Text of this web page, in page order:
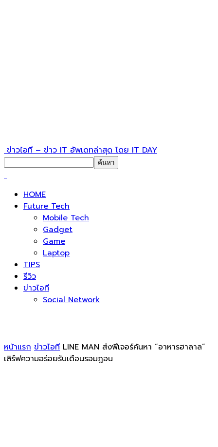
ข่าวไอที – ข่าว IT อัพเดทล่าสุด โดย IT DAY
HOME
Future Tech
Mobile Tech
Gadget
Game
Laptop
TIPS
รีวิว
ข่าวไอที
Social Network
หน้าแรก ข่าวไอที LINE MAN ส่งฟีเจอร์ค้นหา “อาหารฮาลาล”
เสิร์ฟความอร่อยรับเดือนรอมฎอน